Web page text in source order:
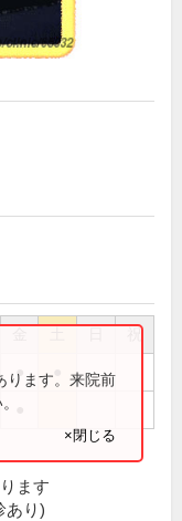
祝
●
ります。来院前
×閉じる
ます
あり)